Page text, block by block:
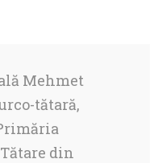
Mehmet
tătară,
din